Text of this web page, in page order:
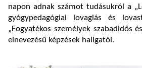
napon adnak számot tudásukról a
gyógypedagógiai lovaglás és
„Fogyatékos személyek szabadidős
elnevezésű képzések hallgatói.